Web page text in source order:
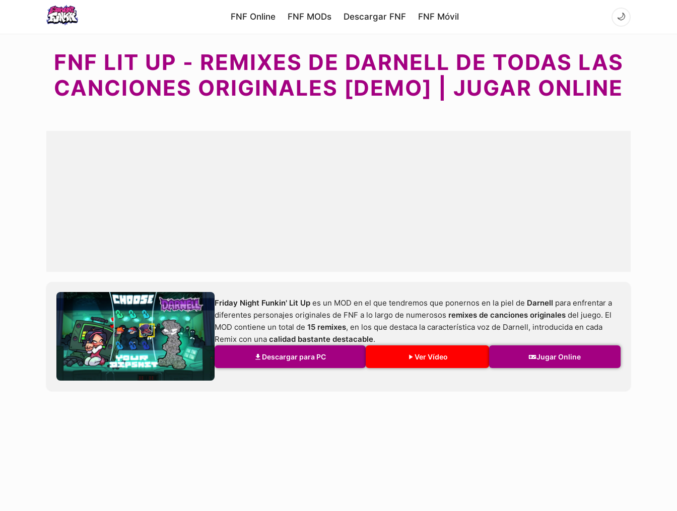
FNF Online FNF MODs Descargar FNF FNF Móvil 🌙
FNF LIT UP - REMIXES DE DARNELL DE TODAS LAS
CANCIONES ORIGINALES [DEMO] | JUGAR ONLINE
Friday Night Funkin' Lit Upes un MOD en el que tendremos que ponernos en la piel de Darnell para enfrentar a
diferentes personajes originales de FNF a lo largo de numerosos remixes de canciones originalesdel juego. El
MOD contiene un total de 15 remixes, en los que destaca la característica voz de Darnell, introducida en cada
Remix con una calidad bastante destacable.
Descargar para PC Ver Vídeo Jugar Online